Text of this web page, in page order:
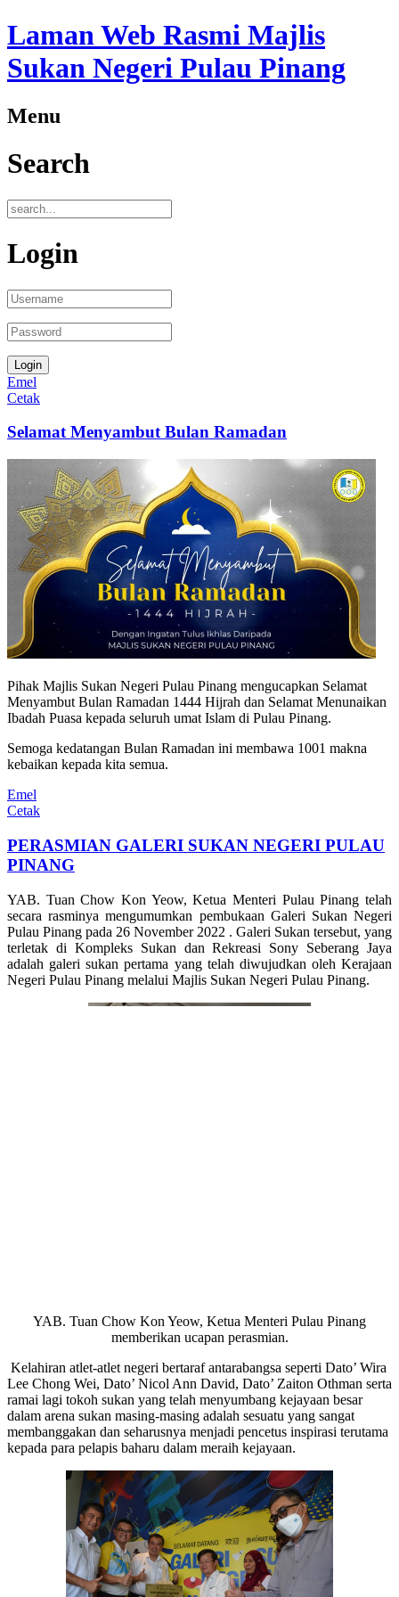
Laman Web Rasmi Majlis
Sukan Negeri Pulau Pinang
Menu
Search
Login
Emel
Cetak
Selamat Menyambut Bulan Ramadan
Pihak Majlis Sukan Negeri Pulau Pinang mengucapkan Selamat
Menyambut Bulan Ramadan 1444 Hijrah dan Selamat Menunaikan
Ibadah Puasa kepada seluruh umat Islam di Pulau Pinang.
Semoga kedatangan Bulan Ramadan ini membawa 1001 makna
kebaikan kepada kita semua.
Emel
Cetak
PERASMIAN GALERI SUKAN NEGERI PULAU
PINANG
YAB. Tuan Chow Kon Yeow, Ketua Menteri Pulau Pinang telah
secara rasminya mengumumkan pembukaan Galeri Sukan Negeri
Pulau Pinang pada 26 November 2022 . Galeri Sukan tersebut, yang
terletak di Kompleks Sukan dan Rekreasi Sony Seberang Jaya
adalah galeri sukan pertama yang telah diwujudkan oleh Kerajaan
Negeri Pulau Pinang melalui Majlis Sukan Negeri Pulau Pinang.
YAB. Tuan Chow Kon Yeow, Ketua Menteri Pulau Pinang
memberikan ucapan perasmian.
Kelahiran atlet-atlet negeri bertaraf antarabangsa seperti Dato’ Wira
Lee Chong Wei, Dato’ Nicol Ann David, Dato’ Zaiton Othman serta
ramai lagi tokoh sukan yang telah menyumbang kejayaan besar
dalam arena sukan masing-masing adalah sesuatu yang sangat
membanggakan dan seharusnya menjadi pencetus inspirasi terutama
kepada para pelapis baharu dalam meraih kejayaan.